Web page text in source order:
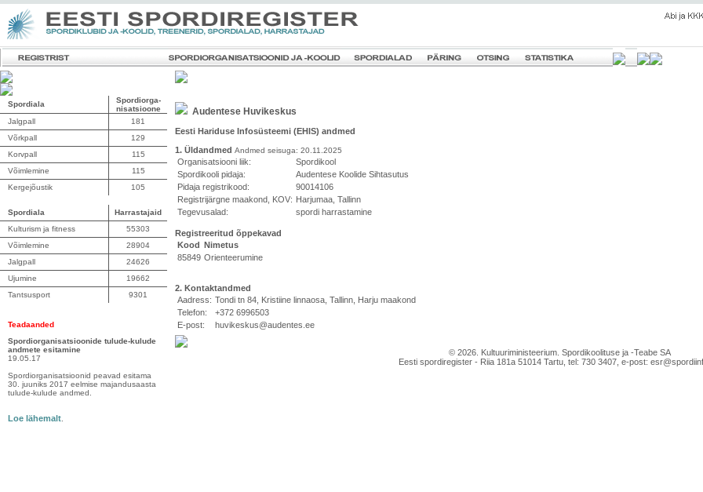
Spordiala
Spordiorga-
nisatsioone
Jalgpall
181
Võrkpall
129
Korvpall
115
Võimlemine
115
Kergejõustik
105
Spordiala
Harrastajaid
Kulturism ja fitness
55303
Võimlemine
28904
Jalgpall
24626
Ujumine
19662
Tantsusport
9301
Teadaanded
Spordiorganisatsioonide tulude-kulude
andmete esitamine
19.05.17
Spordiorganisatsioonid peavad esitama
30. juuniks 2017 eelmise majandusaasta
tulude-kulude andmed.
Loe lähemalt
Audentese Huvikeskus
Eesti Hariduse Infosüsteemi (EHIS) andmed
1. Üldandmed Andmed seisuga: 20.11.2025
Organisatsiooni liik:
Spordikool
Spordikooli pidaja:
Audentese Koolide Sihtasutus
Pidaja registrikood:
90014106
Registrijärgne maakond, KOV: Harjumaa, Tallinn
Tegevusalad:
spordi harrastamine
Registreeritud õppekavad
Kood Nimetus
85849 Orienteerumine
2. Kontaktandmed
Aadress: Tondi tn 84, Kristiine linnaosa, Tallinn, Harju maakond
Telefon:
+372 6996503
E-post:
huvikeskus@audentes.ee
© 2026. Kultuuriministeerium. Spordikoolituse ja -Teabe SA
Eesti spordiregister - Riia 181a 51014 Tartu, tel: 730 3407, e-post: